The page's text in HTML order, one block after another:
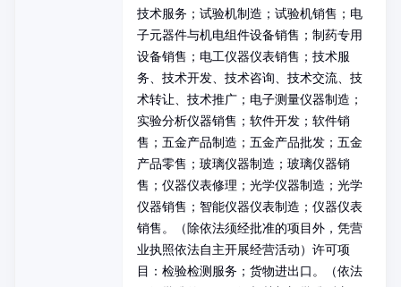
技术服务；试验机制造；试验机销售；电
子元器件与机电组件设备销售；制药专用
设备销售；电工仪器仪表销售；技术服
务、技术开发、技术咨询、技术交流、技
术转让、技术推广；电子测量仪器制造；
实验分析仪器销售；软件开发；软件销
售；五金产品制造；五金产品批发；五金
产品零售；玻璃仪器制造；玻璃仪器销
售；仪器仪表修理；光学仪器制造；光学
仪器销售；智能仪器仪表制造；仪器仪表
销售。（除依法须经批准的项目外，凭营
业执照依法自主开展经营活动）许可项
目：检验检测服务；货物进出口。（依法